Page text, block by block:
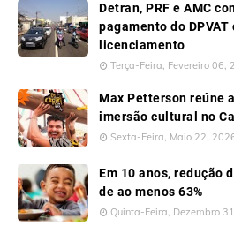
Detran, PRF e AMC
pagamento do DPVAT
licenciamento
Terça-Feira, Fevereiro 06,
Max Petterson reúne
imersão cultural no
Sexta-Feira, Maio 22,
Em 10 anos, redução
de ao menos 63%
Quinta-Feira, Dezembro